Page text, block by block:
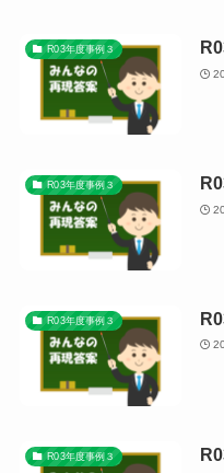
R03年度事例３
R03年度事例３
R03年度事例３
R03年度事例３